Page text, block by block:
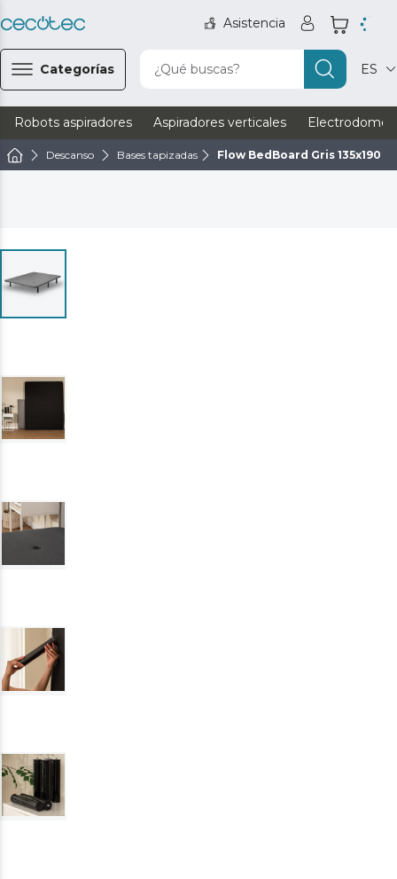
Asistencia
Categorías ¿Qué buscas? ES
Robots aspiradores Aspiradores verticales
Descanso Bases tapizadas Flow BedBoard Gris 135x190